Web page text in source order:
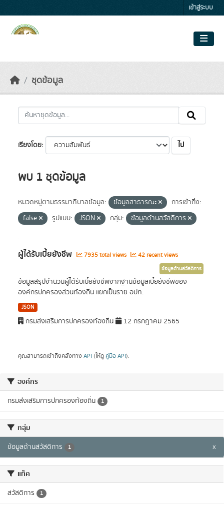
เข้าสู่ระบบ
ชุดข้อมูล
องค์กร
กรมส่งเสริมการปกครองท้องถิ่น 1
กลุ่ม
ข้อมูลด้านสวัสดิการ 1 x
แท็ค
สวัสดิการ 1
เรียงโดย ไป
พบ 1 ชุดข้อมูล
หมวดหมู่ตามธรรมาภิบาลข้อมูล: ข้อมูลสาธารณะ
การเข้าถึง:
false
รูปแบบ: JSON กลุ่ม: ข้อมูลด้านสวัสดิการ
ผู้ได้รับเบี้ยยังชีพ 7935 total views 42 recent views
ข้อมูลด้านสวัสดิการ
ข้อมูลสรุปจำนวนผู้ได้รับเบี้ยยังชีพจากฐานข้อมูลเบี้ยยังชีพของ
องค์กรปกครองส่วนท้องถิ่น แยกเป็นราย อปท.
JSON
กรมส่งเสริมการปกครองท้องถิ่น 12 กรกฎาคม 2565
คุณสามารถเข้าถึงคลังทาง API (ให้ดู คู่มือ API).